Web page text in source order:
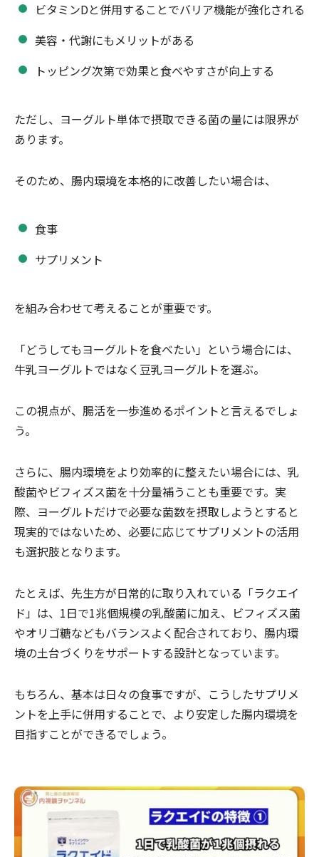
ビタミンDと併用することでバリア機能が強化される
美容・代謝にもメリットがある
トッピング次第で効果と食べやすさが向上する
ただし、ヨーグルト単体で摂取できる菌の量には限界が
あります。
そのため、腸内環境を本格的に改善したい場合は、
食事
サプリメント
を組み合わせて考えることが重要です。
「どうしてもヨーグルトを食べたい」という場合には、
牛乳ヨーグルトではなく豆乳ヨーグルトを選ぶ。
この視点が、腸活を一歩進めるポイントと言えるでしょ
う。
さらに、腸内環境をより効率的に整えたい場合には、乳
酸菌やビフィズス菌を十分量補うことも重要です。実
際、ヨーグルトだけで必要な菌数を摂取しようとすると
現実的ではないため、必要に応じてサプリメントの活用
も選択肢となります。
たとえば、先生方が日常的に取り入れている「ラクエイ
ド」は、1日で1兆個規模の乳酸菌に加え、ビフィズス菌
やオリゴ糖などもバランスよく配合されており、腸内環
境の土台づくりをサポートする設計となっています。
もちろん、基本は日々の食事ですが、こうしたサプリメ
ントを上手に併用することで、より安定した腸内環境を
目指すことができるでしょう。